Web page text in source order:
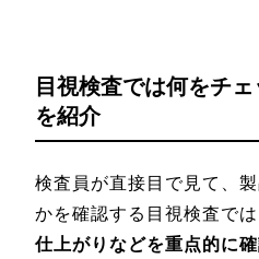
目視検査では何をチ
を紹介
検査員が直接目で見て、
かを確認する目視検査では
仕上がりなどを重点的に